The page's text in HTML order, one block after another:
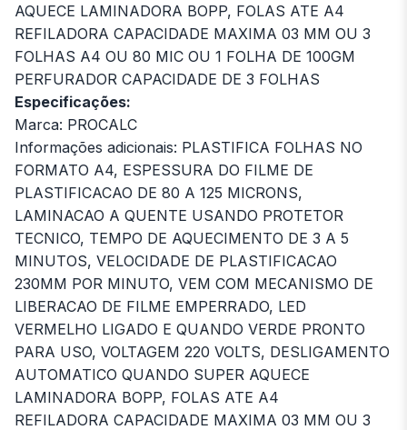
AQUECE LAMINADORA BOPP, FOLAS ATE A4
REFILADORA CAPACIDADE MAXIMA 03 MM OU 3
FOLHAS A4 OU 80 MIC OU 1 FOLHA DE 100GM
PERFURADOR CAPACIDADE DE 3 FOLHAS
Especificações:
Marca: PROCALC
Informações adicionais: PLASTIFICA FOLHAS NO
FORMATO A4, ESPESSURA DO FILME DE
PLASTIFICACAO DE 80 A 125 MICRONS,
LAMINACAO A QUENTE USANDO PROTETOR
TECNICO, TEMPO DE AQUECIMENTO DE 3 A 5
MINUTOS, VELOCIDADE DE PLASTIFICACAO
230MM POR MINUTO, VEM COM MECANISMO DE
LIBERACAO DE FILME EMPERRADO, LED
VERMELHO LIGADO E QUANDO VERDE PRONTO
PARA USO, VOLTAGEM 220 VOLTS, DESLIGAMENTO
AUTOMATICO QUANDO SUPER AQUECE
LAMINADORA BOPP, FOLAS ATE A4
REFILADORA CAPACIDADE MAXIMA 03 MM OU 3